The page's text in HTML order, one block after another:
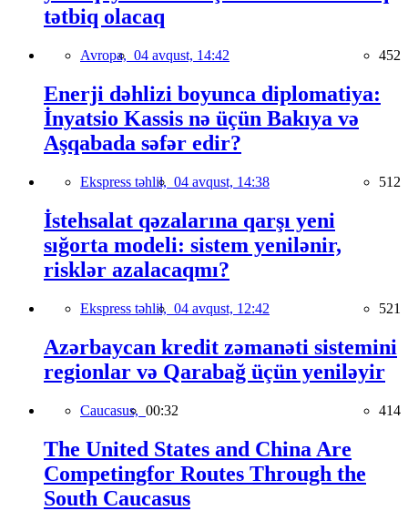
tətbiq olacaq
Avropa, 04 avqust, 14:42 452
Enerji dəhlizi boyunca diplomatiya:
İnyatsio Kassis nə üçün Bakıya və
Aşqabada səfər edir?
Ekspress təhlil, 04 avqust, 14:38 512
İstehsalat qəzalarına qarşı yeni
sığorta modeli: sistem yenilənir,
risklər azalacaqmı?
Ekspress təhlil, 04 avqust, 12:42 521
Azərbaycan kredit zəmanəti sistemini
regionlar və Qarabağ üçün yeniləyir
Caucasus, 00:32 414
The United States and China Are
Competingfor Routes Through the
South Caucasus